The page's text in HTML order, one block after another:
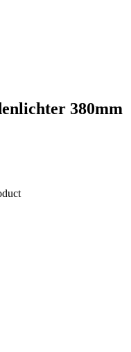
380mm